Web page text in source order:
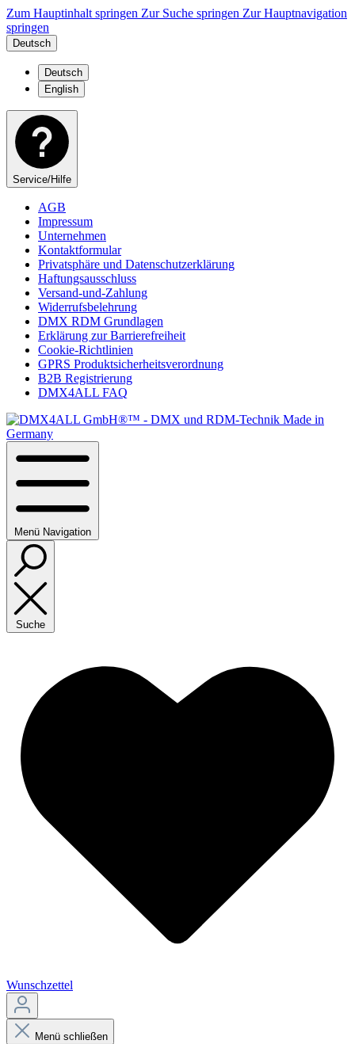
Zum Hauptinhalt springen Zur Suche springen Zur Hauptnavigation
springen
Deutsch
Deutsch
English
Service/Hilfe
AGB
Impressum
Unternehmen
Kontaktformular
Privatsphäre und Datenschutzerklärung
Haftungsausschluss
Versand-und-Zahlung
Widerrufsbelehrung
DMX RDM Grundlagen
Erklärung zur Barrierefreiheit
Cookie-Richtlinien
GPRS Produktsicherheitsverordnung
B2B Registrierung
DMX4ALL FAQ
Menü Navigation
Suche
Wunschzettel
Menü schließen